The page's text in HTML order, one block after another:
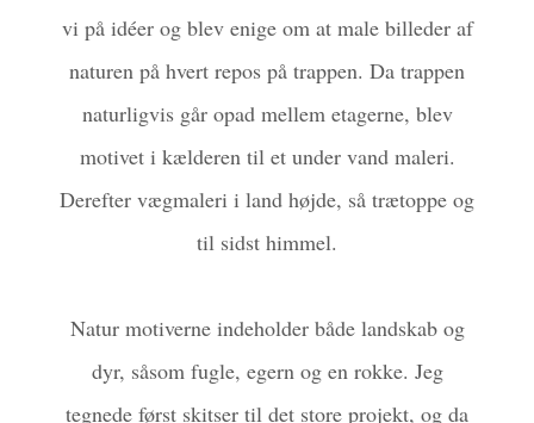
vi på idéer og blev enige om at male billeder af
naturen på hvert repos på trappen. Da trappen
naturligvis går opad mellem etagerne, blev
motivet i kælderen til et under vand maleri.
Derefter vægmaleri i land højde, så trætoppe og
til sidst himmel.
Natur motiverne indeholder både landskab og
dyr, såsom fugle, egern og en rokke. Jeg
tegnede først skitser til det store projekt, og da